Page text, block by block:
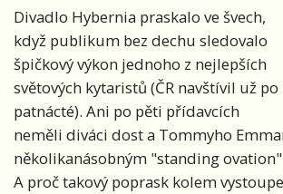
Divadlo Hybernia praskalo ve švech,
když publikum bez dechu sledovalo
špičkový výkon jednoho z nejlepších
světových kytaristů (ČR navštívil už po
patnácté). Ani po pěti přídavcích
neměli diváci dost a Tommyho
několikanásobným "standing
A proč takový poprask kolem